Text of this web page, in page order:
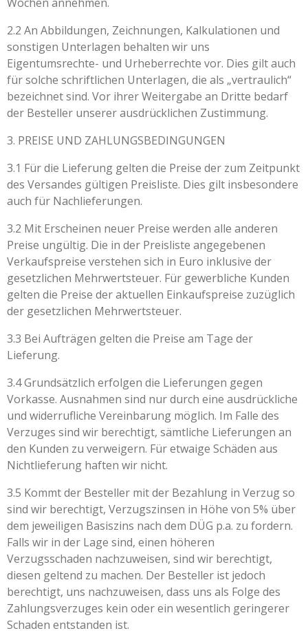
2.2 An Abbildungen, Zeichnungen, Kalkulationen und
sonstigen Unterlagen behalten wir uns
Eigentumsrechte- und Urheberrechte vor. Dies gilt auch
für solche schriftlichen Unterlagen, die als „vertraulich“
bezeichnet sind. Vor ihrer Weitergabe an Dritte bedarf
der Besteller unserer ausdrücklichen Zustimmung.
3. PREISE UND ZAHLUNGSBEDINGUNGEN
3.1 Für die Lieferung gelten die Preise der zum Zeitpunkt
des Versandes gültigen Preisliste. Dies gilt insbesondere
auch für Nachlieferungen.
3.2 Mit Erscheinen neuer Preise werden alle anderen
Preise ungültig. Die in der Preisliste angegebenen
Verkaufspreise verstehen sich in Euro inklusive der
gesetzlichen Mehrwertsteuer. Für gewerbliche Kunden
gelten die Preise der aktuellen Einkaufspreise zuzüglich
der gesetzlichen Mehrwertsteuer.
3.3 Bei Aufträgen gelten die Preise am Tage der
Lieferung.
3.4 Grundsätzlich erfolgen die Lieferungen gegen
Vorkasse. Ausnahmen sind nur durch eine ausdrückliche
und widerrufliche Vereinbarung möglich. Im Falle des
Verzuges sind wir berechtigt, sämtliche Lieferungen an
den Kunden zu verweigern. Für etwaige Schäden aus
Nichtlieferung haften wir nicht.
3.5 Kommt der Besteller mit der Bezahlung in Verzug so
sind wir berechtigt, Verzugszinsen in Höhe von 5% über
dem jeweiligen Basiszins nach dem DÜG p.a. zu fordern.
Falls wir in der Lage sind, einen höheren
Verzugsschaden nachzuweisen, sind wir berechtigt,
diesen geltend zu machen. Der Besteller ist jedoch
berechtigt, uns nachzuweisen, dass uns als Folge des
Zahlungsverzuges kein oder ein wesentlich geringerer
Schaden entstanden ist.